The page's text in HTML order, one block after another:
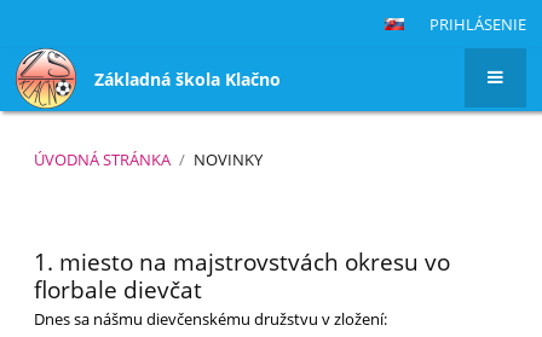
PRIHLÁSENIE
Základná škola Klačno
ÚVODNÁ STRÁNKA / NOVINKY
1. miesto na majstrovstvách okresu vo
florbale dievčat
Dnes sa nášmu dievčenskému družstvu v zložení: